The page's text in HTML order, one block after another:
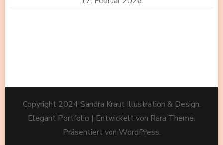
Copyright 2024 Sandra Kraut Illustration & Design.
Elegant Portfolio | Entwickelt von Rara Theme.
Präsentiert von WordPress.